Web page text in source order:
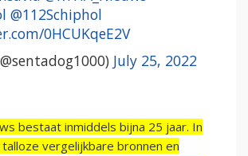
@112Schiphol
0HCUKqeE2V
July 25, 2022
bestaat inmiddels bijna 25 jaar. In
vergelijkbare bronnen en